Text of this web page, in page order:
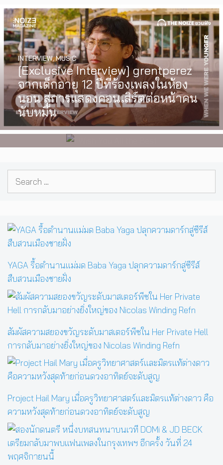
[Exclusive Interview] grentperez
จากเด็กอายุ 12 ปีที่ร้องเพลงในห้อง
นอน สู่การแสดงคอนเสิร์ตต่อหน้าคน
นับหมื่น
INTERVIEW,MUSIC
I Wish You All the Best เรื่องราวของ
วัยรุ่นนอนไบนารี่ กับครอบครัวที่เขา
เลือกได้เอง ผลงานการกำกับ
ภาพยนตร์เรื่องแรกของ Tommy
Dorfman
WATCH,LGBTQIAN+
Search
YAGA รื้อตำนานแม่มด Baba Yaga ปลุกความดาร์กสู่ซีรีส์
สืบสวนเมืองชายฝั่ง
สัมผัสความสยองขวัญระดับมาสเตอร์พีซใน Her Private Hell
การกลับมาอย่างยิ่งใหญ่ของ Nicolas Winding Refn
Project Hail Mary เมื่อครูวิทยาศาสตร์และมิตรแท้ต่างดาว คือ
ความหวังสุดท้ายก่อนดวงอาทิตย์จะดับสูญ